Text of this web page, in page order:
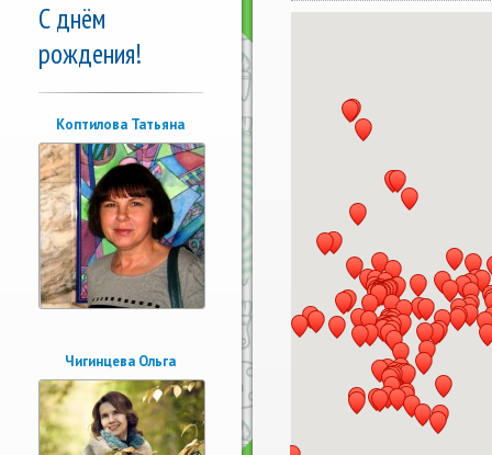
С днём
рождения!
Коптилова Татьяна
Чигинцева Ольга